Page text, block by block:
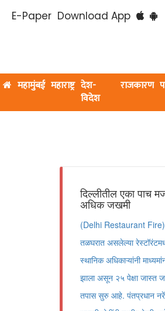
E-Paper Download App
महामुंबई महाराष्ट्र देश-
विदेश
राजकारण
दिल्लीतील एका पाच
अधिक जखमी
(Delhi Restaurant Fire)
तळघरात असलेल्या
स्थानिक अधिकाऱ्यांनी
झाला असून २५ पेक्षा जास्त
तपास सुरु आहे. पंतप्रधान